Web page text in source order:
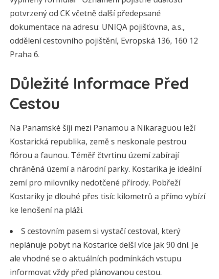
potvrzený od CK včetně další předepsané
dokumentace na adresu: UNIQA pojišťovna, a.s.,
oddělení cestovního pojištění, Evropská 136, 160 12
Praha 6.
Důležité Informace Před
Cestou
Na Panamské šíji mezi Panamou a Nikaraguou leží
Kostarická republika, země s neskonale pestrou
flórou a faunou. Téměř čtvrtinu území zabírají
chráněná území a národní parky. Kostarika je ideální
zemí pro milovníky nedotčené přírody. Pobřeží
Kostariky je dlouhé přes tisíc kilometrů a přímo vybízí
ke lenošení na pláži.
S cestovním pasem si vystačí cestoval, který
neplánuje pobyt na Kostarice delší více jak 90 dní. Je
ale vhodné se o aktuálních podmínkách vstupu
informovat vždy před plánovanou cestou.